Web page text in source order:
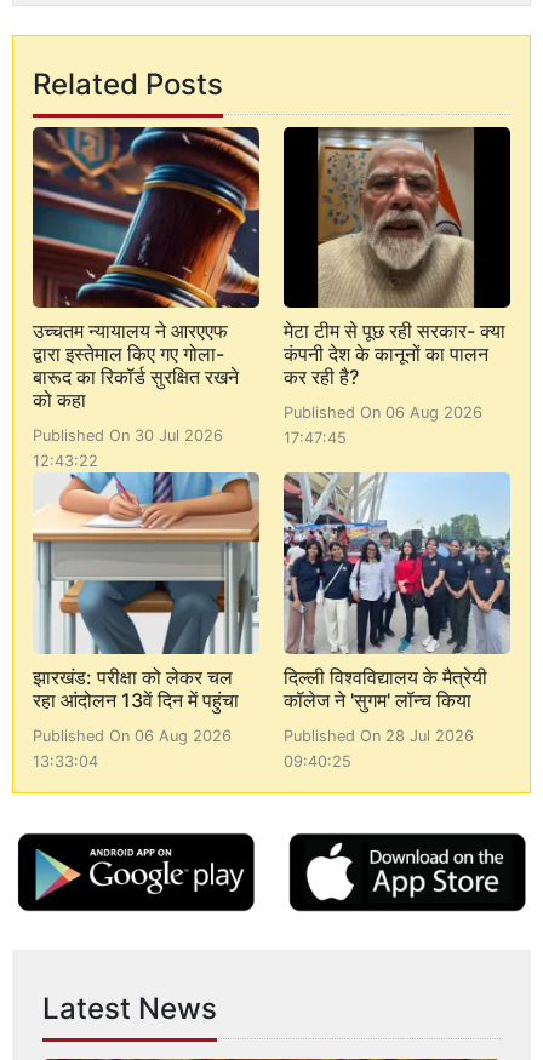
Related Posts
उच्चतम न्यायालय ने आरएएफ
द्वारा इस्तेमाल किए गए गोला-
बारूद का रिकॉर्ड सुरक्षित रखने
को कहा
Published On 30 Jul 2026
12:43:22
मेटा टीम से पूछ रही सरकार- क्या
कंपनी देश के कानूनों का पालन
कर रही है?
Published On 06 Aug 2026
17:47:45
झारखंड: परीक्षा को लेकर चल
रहा आंदोलन 13वें दिन में पहुंचा
Published On 06 Aug 2026
13:33:04
दिल्ली विश्वविद्यालय के मैत्रेयी
कॉलेज ने 'सुगम' लॉन्च किया
Published On 28 Jul 2026
09:40:25
Latest News